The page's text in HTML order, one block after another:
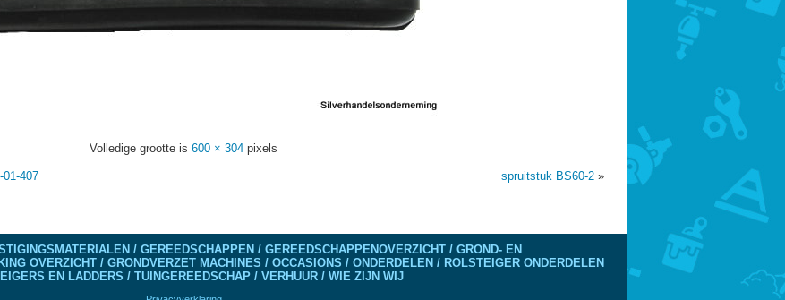
Volledige grootte is 600 × 304 pixels
01-407 spruitstuk BS60-2 »
/ GEREEDSCHAPPEN / GEREEDSCHAPPENOVERZICHT / GROND- EN
OVERZICHT / GRONDVERZET MACHINES / OCCASIONS / ONDERDELEN / ROLSTEIGER ONDERDELEN
EN LADDERS / TUINGEREEDSCHAP / VERHUUR / WIE ZIJN WIJ